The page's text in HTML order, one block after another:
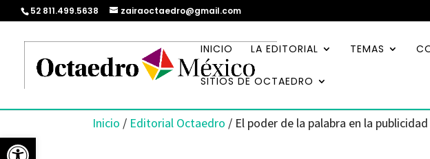
Abrir barra de herramientas
52 811.499.5638 zairaoctaedro@gmail.com
INICIO LA EDITORIAL TEMAS
SITIOS DE OCTAEDRO
Inicio / Editorial Octaedro / El poder de la palabra en la